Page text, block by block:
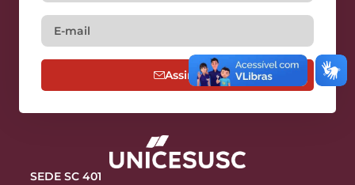
Assine
SEDE SC 401